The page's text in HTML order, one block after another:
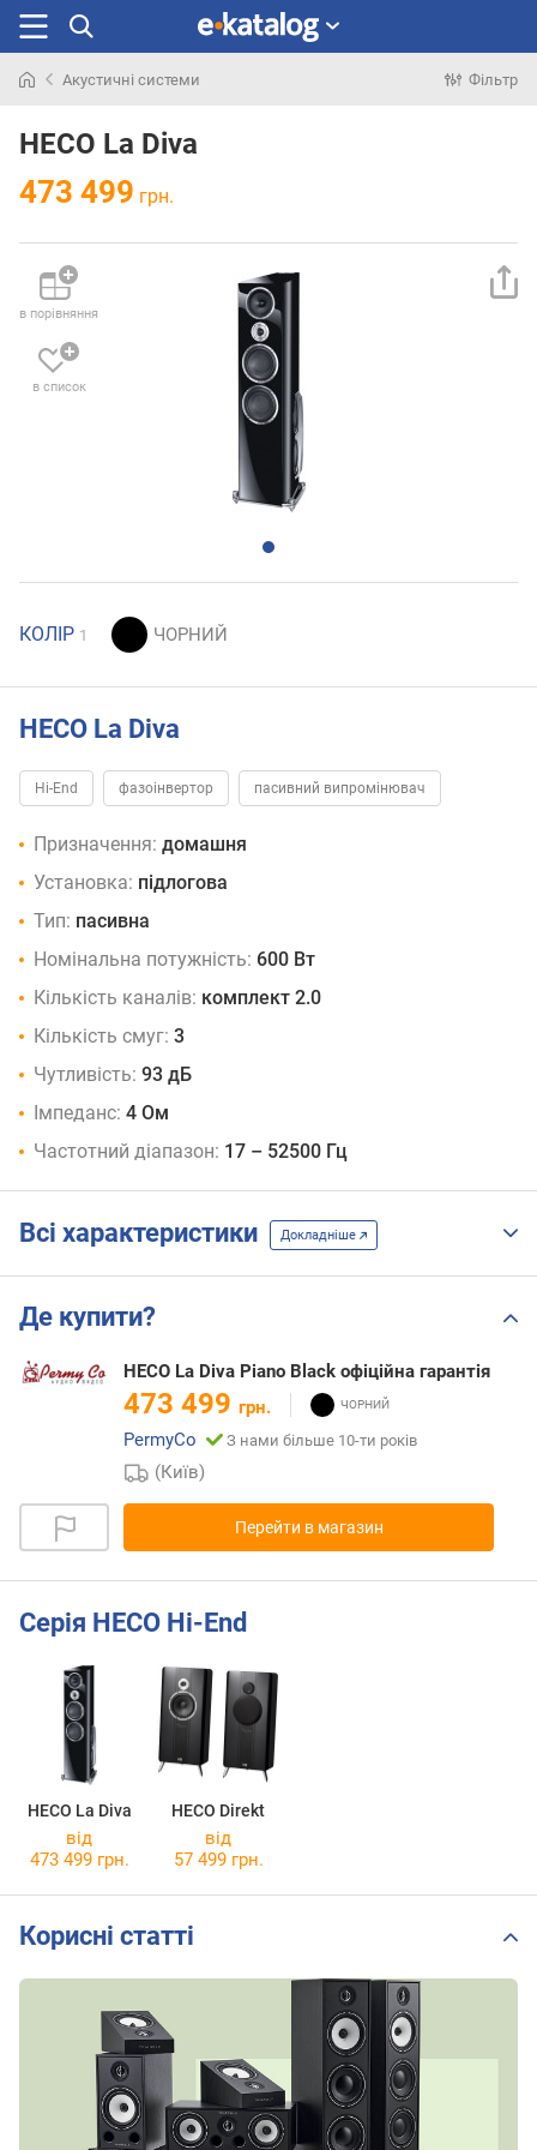
раніше
Акустичні системи Фільтр
HECO La Diva
473 499 грн.
в порівняння
в список
КОЛІР 1
HECO La Diva
Hi-End фазоінвертор пасивний випромінювач
Призначення: домашня
Установка: підлогова
Тип: пасивна
Номінальна потужність: 600 Вт
Кількість каналів: комплект 2.0
Кількість смуг: 3
Чутливість: 93 дБ
Імпеданс: 4 Ом
Частотний діапазон: 17 – 52500 Гц
Всі характеристики Докладніше
Де купити?
HECO La Diva Piano Black офіційна гарантія
473 499 грн.
PermyCo
З нами більше 10-ти років
(Київ)
Перейти в магазин
Серія HECO Hi-End
HECO La Diva HECO Direkt
від
473 499 грн.
від
57 499 грн.
Корисні статті